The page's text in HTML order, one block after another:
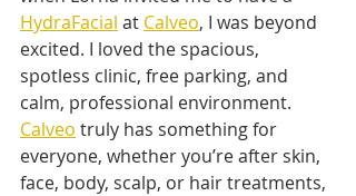
HydraFacial at Calveo, I was beyond
excited. I loved the spacious,
spotless clinic, free parking, and
calm, professional environment.
Calveo truly has something for
everyone, whether you’re after skin,
face, body, scalp, or hair treatments,